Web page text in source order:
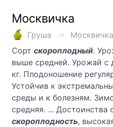
Москвичка
Груша
Сорт скороплодный.
выше средней. Урожай с
кг. Плодоношение
Устойчив к
среды и к болезням.
средняя. ... Достоинства
скороплодность,